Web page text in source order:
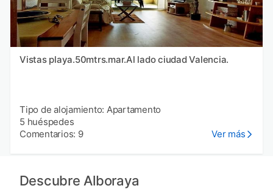
Vistas playa.50mtrs.mar.Al lado ciudad Valencia.
Tipo de alojamiento: Apartamento
5 huéspedes
Comentarios: 9
Ver más
Descubre Alboraya